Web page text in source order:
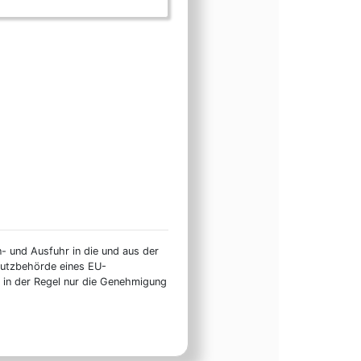
und Ausfuhr in die und aus der
eines EU-
der Regel nur die Genehmigung